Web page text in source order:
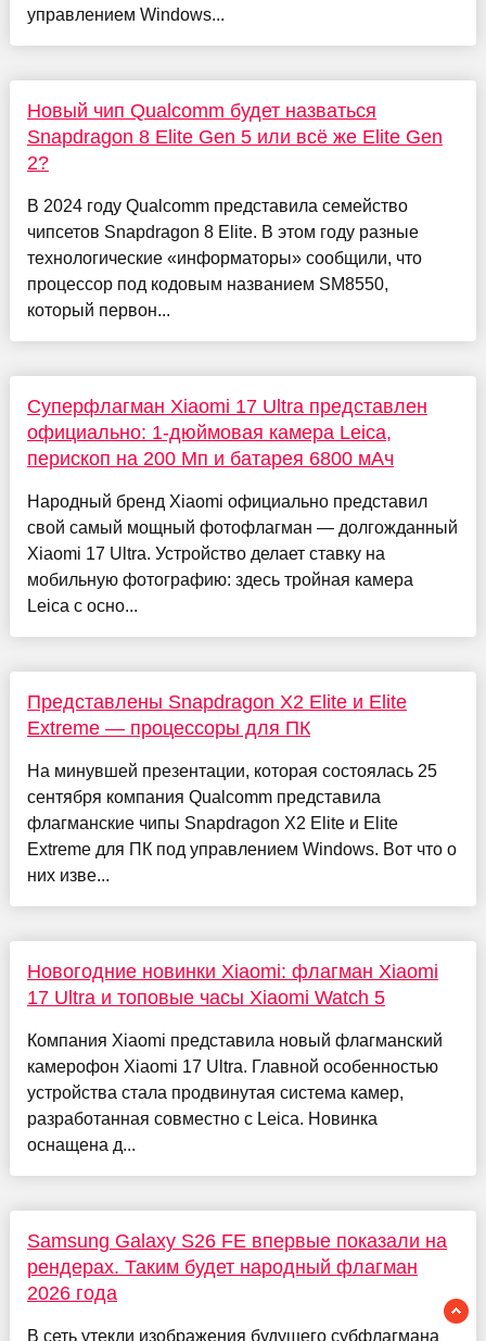
управлением Windows...
Новый чип Qualcomm будет назваться
Snapdragon 8 Elite Gen 5 или всё же Elite Gen
2?
В 2024 году Qualcomm представила семейство
чипсетов Snapdragon 8 Elite. В этом году разные
технологические «информаторы» сообщили, что
процессор под кодовым названием SM8550,
который первон...
Суперфлагман Xiaomi 17 Ultra представлен
официально: 1-дюймовая камера Leica,
перископ на 200 Мп и батарея 6800 мАч
Народный бренд Xiaomi официально представил
свой самый мощный фотофлагман — долгожданный
Xiaomi 17 Ultra. Устройство делает ставку на
мобильную фотографию: здесь тройная камера
Leica с осно...
Представлены Snapdragon X2 Elite и Elite
Extreme — процессоры для ПК
На минувшей презентации, которая состоялась 25
сентября компания Qualcomm представила
флагманские чипы Snapdragon X2 Elite и Elite
Extreme для ПК под управлением Windows. Вот что о
них изве...
Новогодние новинки Xiaomi: флагман Xiaomi
17 Ultra и топовые часы Xiaomi Watch 5
Компания Xiaomi представила новый флагманский
камерофон Xiaomi 17 Ultra. Главной особенностью
устройства стала продвинутая система камер,
разработанная совместно с Leica. Новинка
оснащена д...
Samsung Galaxy S26 FE впервые показали на
рендерах. Таким будет народный флагман
2026 года
В сеть утекли изображения будущего субфлагмана